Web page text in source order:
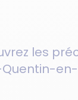
les
en-